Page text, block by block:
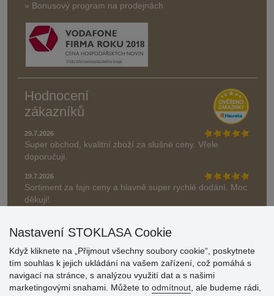
» Bonusový program na prodejnách
Hodnocení
zákazníků
29.7.2026
Super obchod, kvalitní zboží za slušné ceny. Vřele
doporučuji.
19.7.2026
Sortiment za fajn ceny a hlavně super rychlé dodání. Moc
děkuji!.
» Aktuálně 19084 recenzí
Nastavení STOKLASA Cookie
Když kliknete na „Přijmout všechny soubory cookie“, poskytnete
tím souhlas k jejich ukládání na vašem zařízení, což pomáhá s
navigací na stránce, s analýzou využití dat a s našimi
marketingovými snahami. Můžete to odmítnout , ale budeme rádi,